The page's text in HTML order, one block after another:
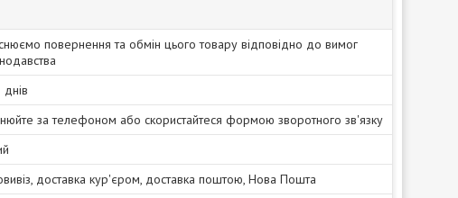
повернення та обмін цього товару відповідно до вимог
за телефоном або скористайтеся формою зворотного зв'язку
доставка кур'єром, доставка поштою, Нова Пошта